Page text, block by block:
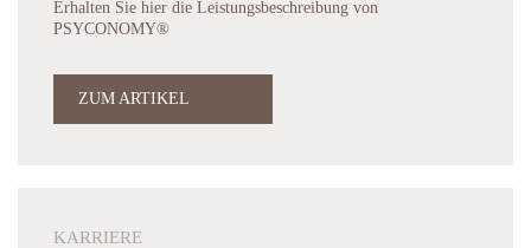
Erhalten Sie hier die Leistungsbeschreibung von
PSYCONOMY®
ZUM ARTIKEL
KARRIERE